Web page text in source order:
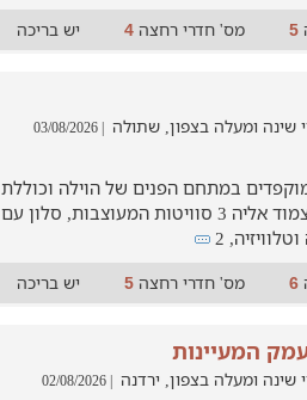
5 מס' חדרי רחצה4 יש בריכה
| 03/08/2026
חדרי שינה ובצמוד אליה 3 סוויטות המעוצבות, סלון עם
2
6 מס' חדרי רחצה5 יש בריכה
המעיינות
| 02/08/2026